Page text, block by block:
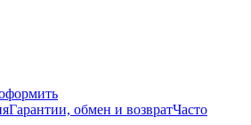
Гарантии, обмен и возвратЧасто